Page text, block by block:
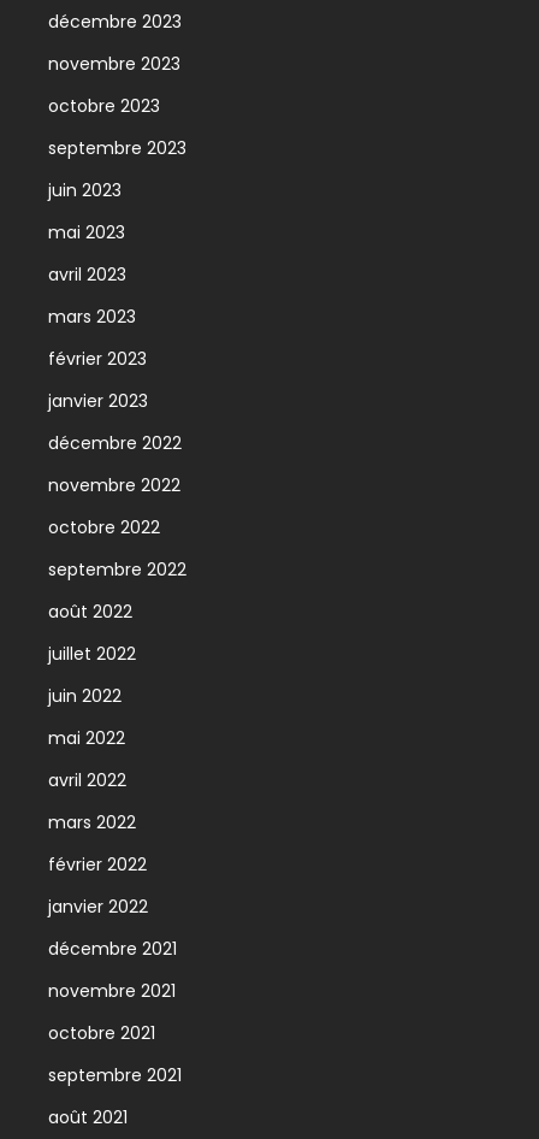
décembre 2023
novembre 2023
octobre 2023
septembre 2023
juin 2023
mai 2023
avril 2023
mars 2023
février 2023
janvier 2023
décembre 2022
novembre 2022
octobre 2022
septembre 2022
août 2022
juillet 2022
juin 2022
mai 2022
avril 2022
mars 2022
février 2022
janvier 2022
décembre 2021
novembre 2021
octobre 2021
septembre 2021
août 2021